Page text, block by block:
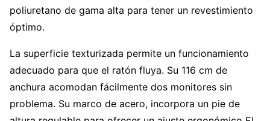
poliuretano de gama alta para tener un revestimiento
óptimo.
La superficie texturizada permite un funcionamiento
adecuado para que el ratón fluya. Su 116 cm de
anchura acomodan fácilmente dos monitores sin
problema. Su marco de acero, incorpora un pie de